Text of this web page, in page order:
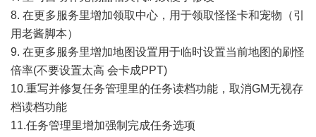
8. 在更多服务里增加领取中心，用于领取怪怪卡和宠物（引
用老酱脚本）
9. 在更多服务里增加地图设置用于临时设置当前地图的刷怪
倍率(不要设置太高 会卡成PPT)
10.重写并修复任务管理里的任务读档功能，取消GM无视存
档读档功能
11.任务管理里增加强制完成任务选项